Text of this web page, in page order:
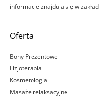
informacje znajdują się w
Oferta
Bony Prezentowe
Fizjoterapia
Kosmetologia
Masaże relaksacyjne